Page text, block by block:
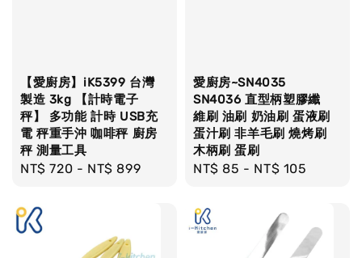
【愛廚房】iK5399 台灣
製造 3kg 【計時電子
秤】 多功能 計時 USB充
電 秤重手沖 咖啡秤 廚房
秤 測量工具
Regular
NT$ 720 - NT$ 899
愛廚房~SN4035
SN4036 直型柄塑膠纖
維刷 油刷 奶油刷 蛋液刷
蛋汁刷 非羊毛刷 燒烤刷
木柄刷 蛋刷
Regular
NT$ 85 - NT$ 105